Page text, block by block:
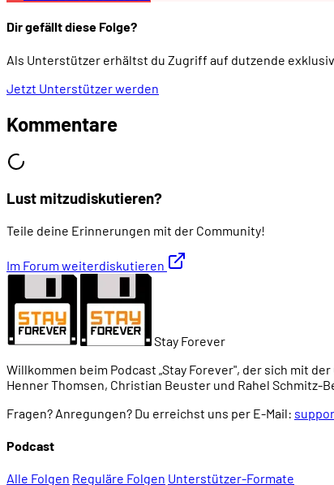
00:47:22 - Transport der Hardware
01:00:23 - Was passiert so alles auf LAN-Partys?
01:02:23 - Es wird viel gesprochen
01:03:20 DIE BELIEBTESTEN SPIELE
01:05:49 - Geeignete Genres für Multiplayer
01:08:40 - Die besten LAN-Party-Spiele
Dir gefällt diese Folge?
Als Unterstützer erhältst du Zugriff auf dutzende
Jetzt Unterstützer werden
Kommentare
Lust mitzudiskutieren?
Teile deine Erinnerungen mit der Community!
Im Forum weiterdiskutieren
Stay Forever
Willkommen beim Podcast „Stay Forever", der sich mit
Henner Thomsen, Christian Beuster und Rahel Schmitz-
Fragen? Anregungen? Du erreichst uns per E-Mail:
Podcast
Alle Folgen Reguläre Folgen Unterstützer-Formate